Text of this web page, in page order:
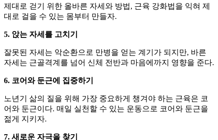
제대로 걷기 위한 올바른 자세와 방법, 근육 강화법을 익혀 제
대로 걸을 수 있는 몸부터 만들자.
5. 앉는 자세를 고치기
잘못된 자세는 악순환으로 만병을 얻는 계기가 되지만, 바른
자세는 근골격계를 넘어 신체 전반과 마음에까지 영향을 준다.
6. 코어와 둔근에 집중하기
노년기 삶의 질을 위해 가장 중요하게 챙겨야 하는 근육은 코
어와 둔근이다. 매일 실천할 수 있는 운동으로 코어와 둔근을
젊게 지키자.
7. 새로운 자극을 찾기